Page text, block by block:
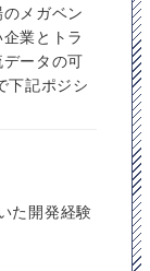
メガベン
業とトラ
ータの可
下記ポジシ
た開発経験